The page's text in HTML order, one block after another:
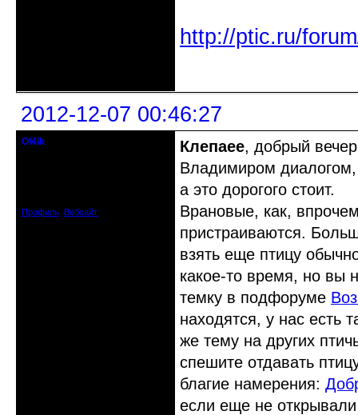
http://ptic.ru/
2012-12-07 00:46:27
Ol4ik
Профиль Вебсайт
Клепаee, добрый
Владимиром
а это дорогого стоит.
Врановые, как,
пристраиваются.
взять еще птицу
какое-то время, но вы
темку в подфоруме
находятся, у нас есть
же тему на других
спешите отдавать
благие намерения:
если еще не